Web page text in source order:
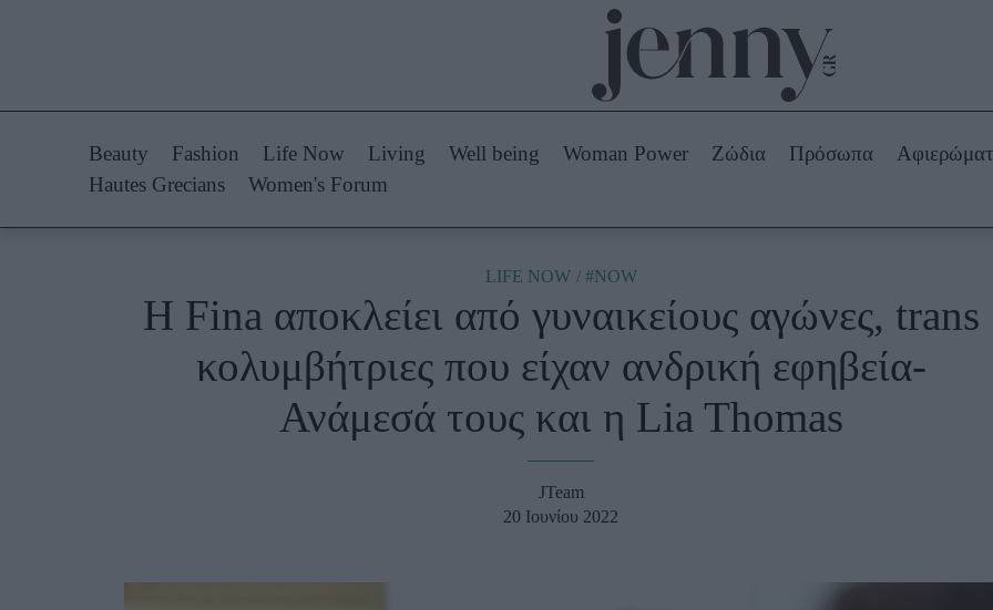
Styling Tips
Fashion News
Beauty -
Ομορφιά
Skincare
Μακιγιάζ
Woman Power Πρόσωπα
Celebrities
Συνεντεύξεις
Ζώδια
Beauty Fashion Life Now Living Well being Woman Power Ζώδια Πρόσωπα
Hautes Grecians
Women's Forum
LIFE NOW #NOW
Η Fina αποκλείει από γυναικείους αγώνες, trans
κολυμβήτριες που είχαν ανδρική εφηβεία-
Ανάμεσά τους και η Lia Thomas
JTeam
20 Ιουνίου 2022